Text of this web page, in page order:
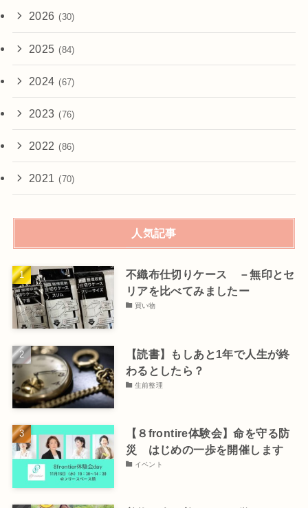
2026 (30)
2025 (84)
2024 (67)
2023 (76)
2022 (86)
2021 (70)
人気記事
不織布仕切りケース －無印とセ
リアを比べてみましたー
買い物
【読書】もしあと1年で人生が終
わるとしたら？
生前整理
【８frontire体験会】命を守る防
災 はじめの一歩を開催します
イベント